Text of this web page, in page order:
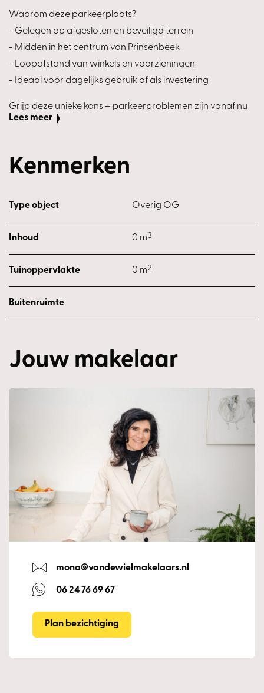
Waarom deze parkeerplaats?
- Gelegen op afgesloten en beveiligd terrein
- Midden in het centrum van Prinsenbeek
- Loopafstand van winkels en voorzieningen
- Ideaal voor dagelijks gebruik of als investering
Grijp deze unieke kans – parkeerproblemen zijn vanaf nu
verleden tijd!
informatie.
Lees meer
Kenmerken
Type object Overig OG
Inhoud 0 m3
Tuinoppervlakte 0 m2
Buitenruimte
Jouw makelaar
mona@vandewielmakelaars.nl
06 24 76 69 67
Plan bezichtiging